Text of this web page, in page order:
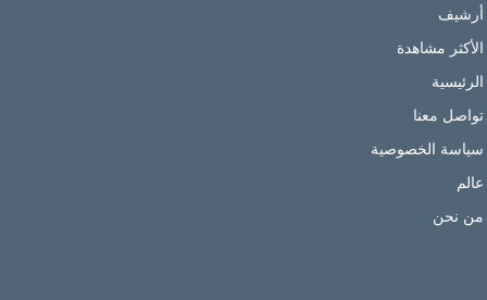
أرشيف
الأكثر مشاهدة
الرئيسية
تواصل معنا
سياسة الخصوصية
عالم
من نحن